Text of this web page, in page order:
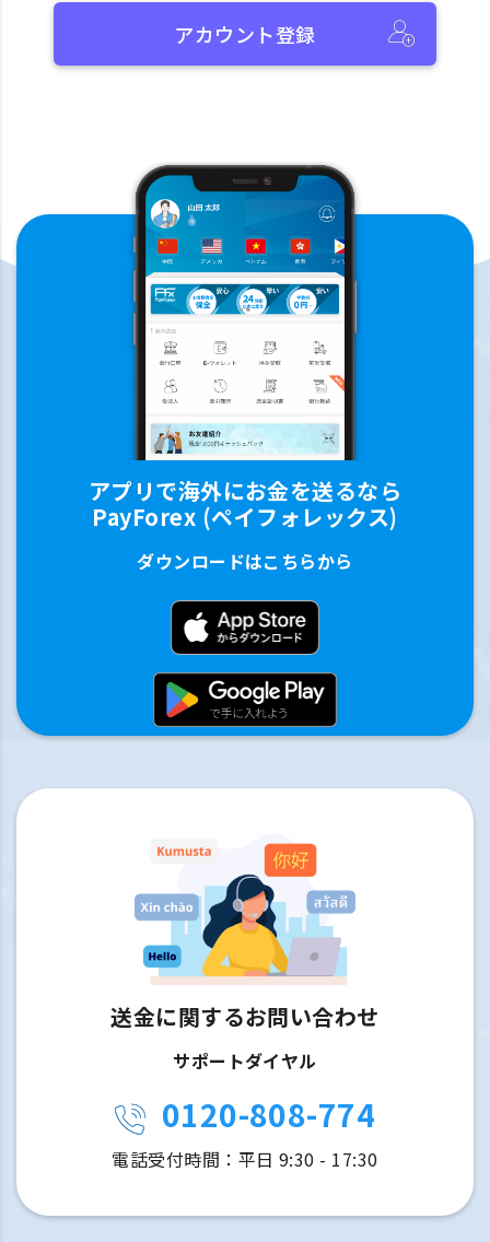
アカウント登録
アプリで海外にお金を送るなら
PayForex (ペイフォレックス)
ダウンロードはこちらから
送金に関するお問い合わせ
サポートダイヤル
0120-808-774
電話受付時間：平日 9:30 - 17:30